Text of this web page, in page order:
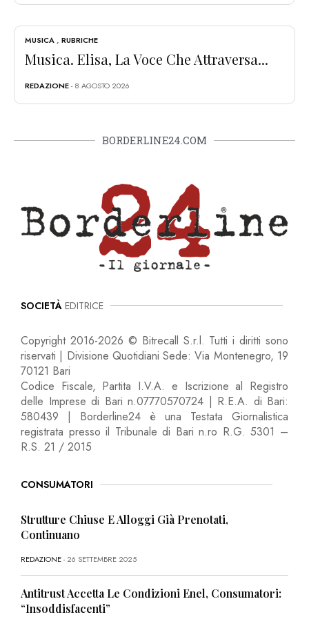
MUSICA , RUBRICHE
Musica. Elisa, La Voce Che Attraversa...
REDAZIONE- 8 AGOSTO 2026
BORDERLINE24.COM
SOCIETÀ EDITRICE
Copyright 2016-2026 © Bitrecall S.r.l. Tutti i diritti sono
riservati | Divisione Quotidiani Sede: Via Montenegro, 19
70121 Bari
Codice Fiscale, Partita I.V.A. e Iscrizione al Registro
delle Imprese di Bari n.07770570724 | R.E.A. di Bari:
580439 | Borderline24 è una Testata Giornalistica
registrata presso il Tribunale di Bari n.ro R.G. 5301 –
R.S. 21 / 2015
CONSUMATORI
Strutture Chiuse E Alloggi Già Prenotati,
Continuano
REDAZIONE- 26 SETTEMBRE 2025
Antitrust Accetta Le Condizioni Enel, Consumatori:
“Insoddisfacenti”